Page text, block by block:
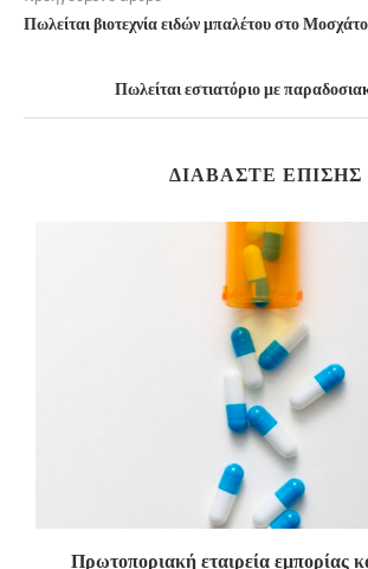
Πωλείται βιοτεχνία ειδών μπαλέτου στο Μοσχάτο
Πωλείται εστιατόριο με
ΔΙΑΒΆΣΤΕ ΕΠΊΣΗΣ
Πρωτοποριακή εταιρεία εμπορίας